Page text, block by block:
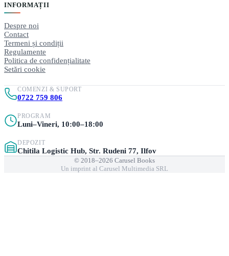
INFORMAȚII
Despre noi
Contact
Termeni și condiții
Regulamente
Politica de confidențialitate
Setări cookie
COMENZI & SUPORT
0722 759 806
PROGRAM
Luni–Vineri, 10:00–18:00
DEPOZIT
Chitila Logistic Hub, Str. Rudeni 77, Ilfov
© 2018–2026 Carusel Books
Un imprint al Carusel Multimedia SRL